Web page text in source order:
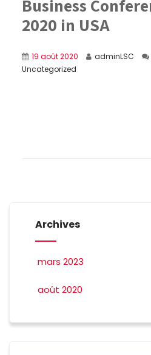
Business
2020 in USA
19 août 2020 adminLSC
Uncategorized
Archives
mars 2023
août 2020